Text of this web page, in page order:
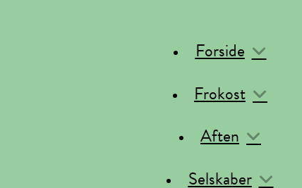
Forside
Frokost
Aften
Selskaber